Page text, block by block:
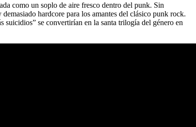
como un soplo de aire fresco dentro del punk. Sin
hardcore para los amantes del clásico punk rock.
suicidios” se convertirían en la santa trilogía del género en